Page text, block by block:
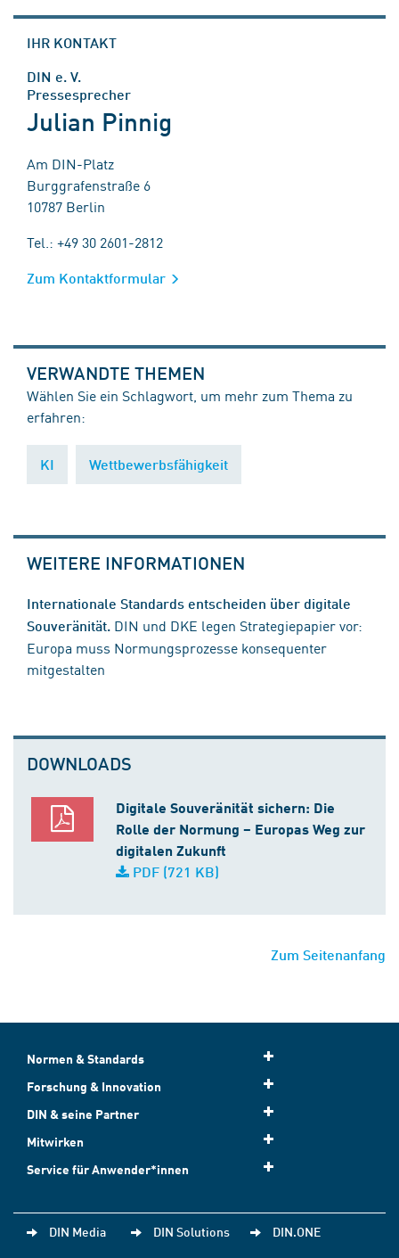
IHR KONTAKT
DIN e. V.
Pressesprecher
Julian Pinnig
Am DIN-Platz
Burggrafenstraße 6
10787 Berlin
Tel.: +49 30 2601-2812
Zum Kontaktformular
VERWANDTE THEMEN
Wählen Sie ein Schlagwort, um mehr zum Thema zu
erfahren:
KI Wettbewerbsfähigkeit
WEITERE INFORMATIONEN
Internationale Standards entscheiden über digitale
Souveränität. DIN und DKE legen Strategiepapier vor:
Europa muss Normungsprozesse konsequenter
mitgestalten
DOWNLOADS
Digitale Souveränität sichern: Die
Rolle der Normung – Europas Weg zur
digitalen Zukunft
PDF (721 KB)
Zum Seitenanfang
Normen & Standards
Forschung & Innovation
DIN & seine Partner
Mitwirken
Service für Anwender*innen
DIN Media DIN Solutions DIN.ONE